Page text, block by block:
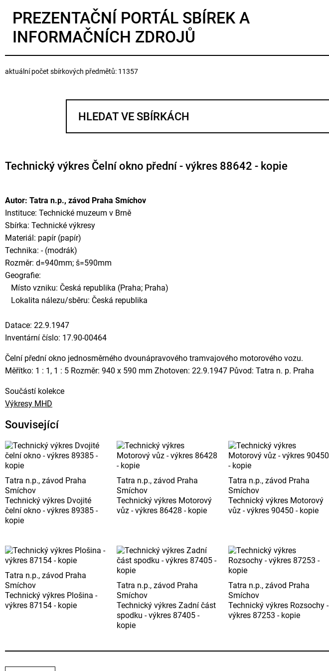
PREZENTAČNÍ PORTÁL SBÍREK A
INFORMAČNÍCH ZDROJŮ
aktuální počet sbírkových předmětů: 11357
Technický výkres Čelní okno přední - výkres 88642 - kopie
Autor: Tatra n.p., závod Praha Smíchov
Instituce: Technické muzeum v Brně
Sbírka: Technické výkresy
Materiál: papír (papír)
Technika: - (modrák)
Rozměr: d=940mm; š=590mm
Geografie:
Místo vzniku: Česká republika (Praha; Praha)
Lokalita nálezu/sběru: Česká republika
Datace: 22.9.1947
Inventární číslo: 17.90-00464
Čelní přední okno jednosměrného dvounápravového tramvajového motorového vozu.
Měřítko: 1 : 1, 1 : 5 Rozměr: 940 x 590 mm Zhotoven: 22.9.1947 Původ: Tatra n. p. Praha
Součástí kolekce
Výkresy MHD
Související
Tatra n.p., závod Praha
Smíchov
Technický výkres Dvojité
čelní okno - výkres 89385 -
kopie
Tatra n.p., závod Praha
Smíchov
Technický výkres Motorový
vůz - výkres 86428 - kopie
Tatra n.p., závod Praha
Smíchov
Technický výkres Motorový
vůz - výkres 90450 - kopie
Tatra n.p., závod Praha
Smíchov
Technický výkres Plošina -
výkres 87154 - kopie
Tatra n.p., závod Praha
Smíchov
Technický výkres Zadní část
spodku - výkres 87405 -
kopie
Tatra n.p., závod Praha
Smíchov
Technický výkres Rozsochy -
výkres 87253 - kopie